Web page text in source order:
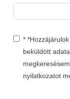
*
beküldött
nyilatkozatot